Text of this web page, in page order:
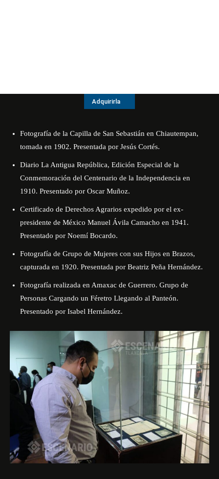
Adquirirla
Fotografía de la Capilla de San Sebastián en Chiautempan,
tomada en 1902. Presentada por Jesús Cortés.
Diario La Antigua República, Edición Especial de la
Conmemoración del Centenario de la Independencia en
1910. Presentado por Oscar Muñoz.
Certificado de Derechos Agrarios expedido por el ex-
presidente de México Manuel Ávila Camacho en 1941.
Presentado por Noemí Bocardo.
Fotografía de Grupo de Mujeres con sus Hijos en Brazos,
capturada en 1920. Presentada por Beatriz Peña Hernández.
Fotografía realizada en Amaxac de Guerrero. Grupo de
Personas Cargando un Féretro Llegando al Panteón.
Presentado por Isabel Hernández.